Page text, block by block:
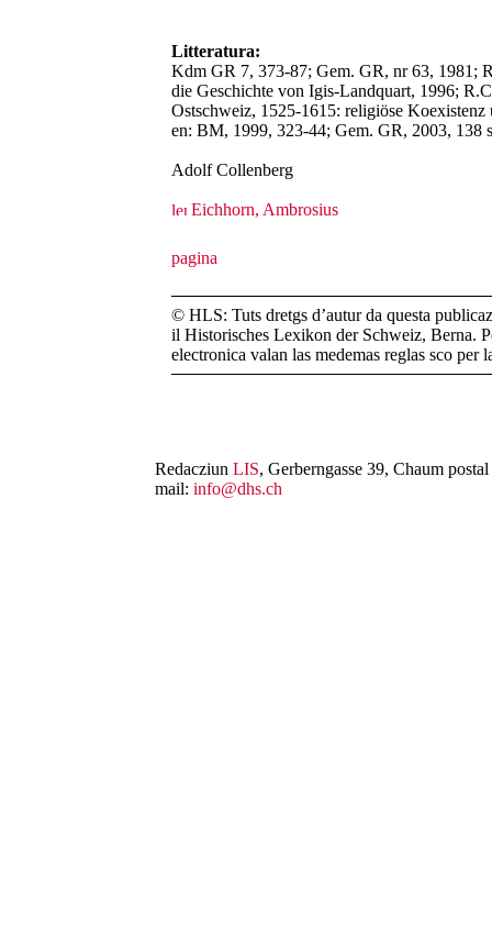
Litteratura:
Kdm GR 7, 373-87; Gem. GR, nr 63, 1981;
die Geschichte von Igis-Landquart, 1996;
Ostschweiz, 1525-1615: religiöse
en: BM, 1999, 323-44; Gem. GR, 2003, 138
Adolf Collenberg
Eichhorn, Ambrosius
© HLS: Tuts dretgs d’autur da questa
il Historisches Lexikon der Schweiz, Berna.
electronica valan las medemas reglas sco per
Redacziun LIS, Gerberngasse 39, Chaum
mail: info@dhs.ch